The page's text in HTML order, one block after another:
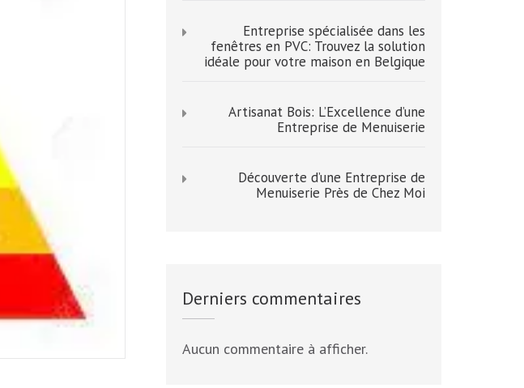
Entreprise spécialisée dans les
fenêtres en PVC: Trouvez la solution
idéale pour votre maison en Belgique
Artisanat Bois: L’Excellence d’une
Entreprise de Menuiserie
Découverte d’une Entreprise de
Menuiserie Près de Chez Moi
Derniers commentaires
Aucun commentaire à afficher.